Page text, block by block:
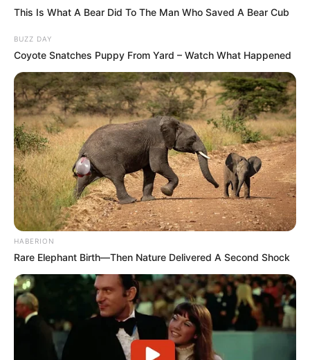
This Is What A Bear Did To The Man Who Saved A Bear Cub
BUZZ DAY
Coyote Snatches Puppy From Yard – Watch What Happened
HABERION
Rare Elephant Birth—Then Nature Delivered A Second Shock